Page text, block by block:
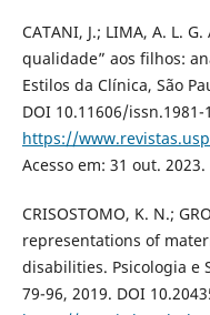
CATANI, J.; LIMA, A. L.
qualidade” aos filhos:
Estilos da Clínica, São
DOI 10.11606/
https://
Acesso em: 31 out. 2023.
CRISOSTOMO, K. N.;
representations of
disabilities. Psicologia e
79-96, 2019. DOI